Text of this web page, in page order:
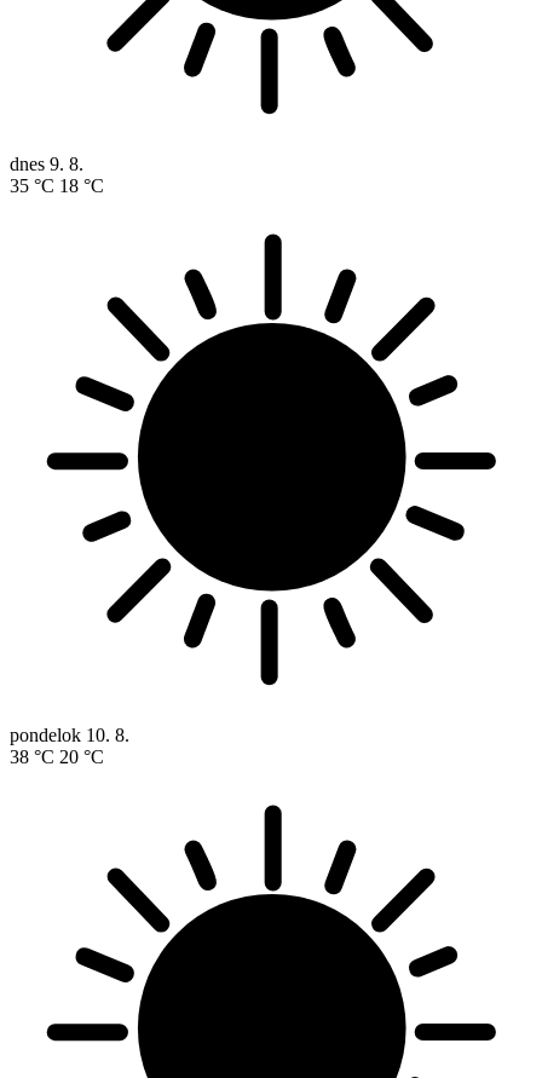
dnes 9. 8.
35 °C 18 °C
pondelok 10. 8.
38 °C 20 °C